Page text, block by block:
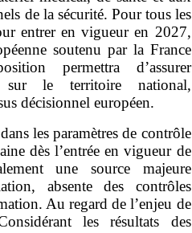
de la sécurité. Pour tous les
entrer en vigueur en 2027,
soutenu par la France
permettra d’assurer
sur le territoire national,
décisionnel européen.
les paramètres de contrôle
dès l’entrée en vigueur de
une source majeure
absente des contrôles
Au regard de l’enjeu de
les résultats des